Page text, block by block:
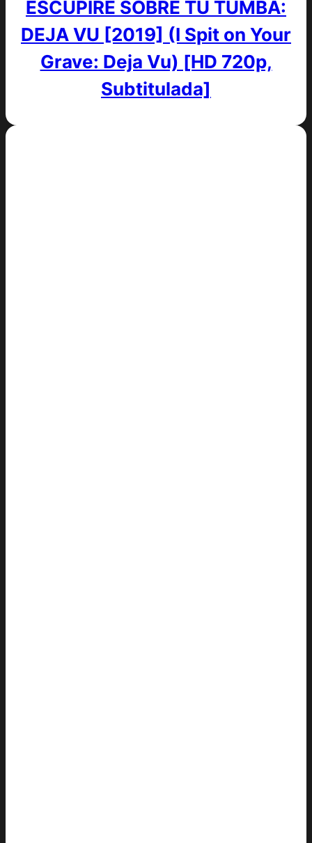
ESCUPIRÉ SOBRE TU TUMBA:
DEJA VU [2019] (I Spit on Your
Grave: Deja Vu) [HD 720p,
Subtitulada]